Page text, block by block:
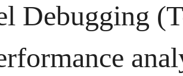
Debugging